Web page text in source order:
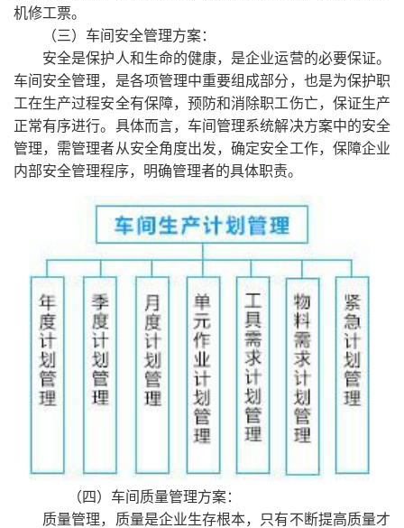
机修工票。
（三）车间安全管理方案：
安全是保护人和生命的健康，是企业运营的必要保证。
车间安全管理，是各项管理中重要组成部分，也是为保护职
工在生产过程安全有保障，预防和消除职工伤亡，保证生产
正常有序进行。具体而言，车间管理系统解决方案中的安全
管理，需管理者从安全角度出发，确定安全工作，保障企业
内部安全管理程序，明确管理者的具体职责。
（四）车间质量管理方案：
质量管理，质量是企业生存根本，只有不断提高质量才